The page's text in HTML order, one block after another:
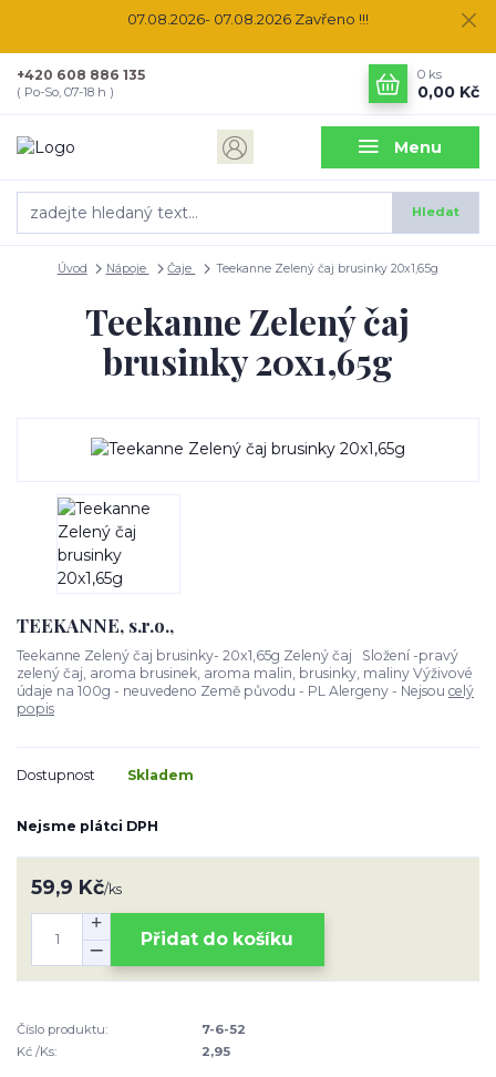
07.08.2026- 07.08.2026 Zavřeno !!!
Menu
Hledat
+420 608 886 135
( Po-So, 07-18 h )
0 ks
0,00 Kč
Úvod Nápoje Čaje Teekanne Zelený čaj brusinky 20x1,65g
Teekanne Zelený čaj
brusinky 20x1,65g
TEEKANNE, s.r.o.,
Teekanne Zelený čaj brusinky- 20x1,65g Zelený čaj Složení -pravý
zelený čaj, aroma brusinek, aroma malin, brusinky, maliny Výživové
údaje na 100g - neuvedeno Země původu - PL Alergeny - Nejsou celý
popis
Dostupnost Skladem
Nejsme plátci DPH
59,9 Kč/ks
Přidat do košíku
Číslo produktu:
7-6-52
Kć /Ks:
2,95